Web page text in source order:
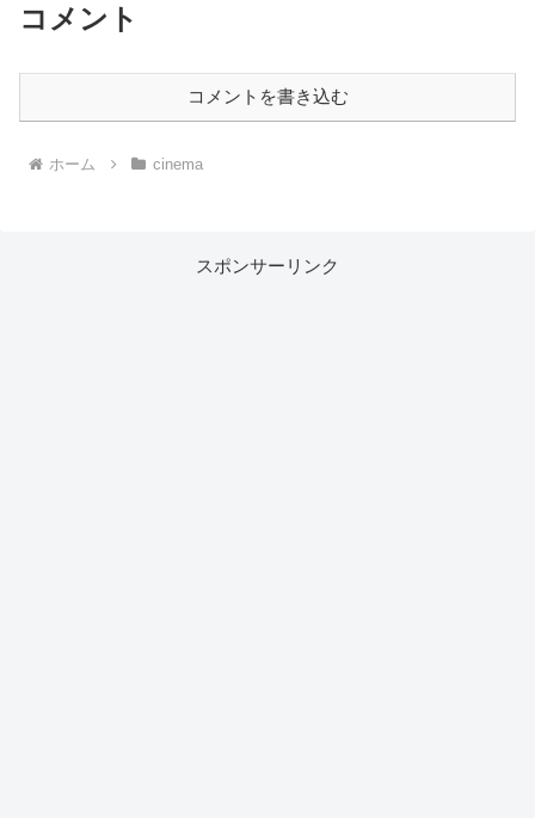
コメント
コメントを書き込む
ホーム cinema
スポンサーリンク